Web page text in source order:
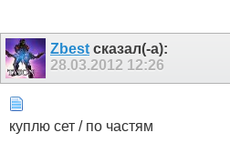
Zbest сказал(-а):
28.03.2012 12:26
куплю сет / по частям